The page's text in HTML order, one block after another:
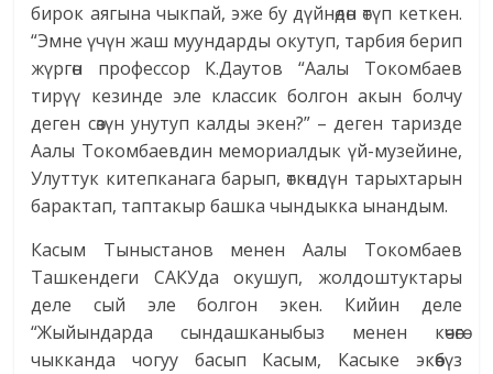
бирок ая­гына чыкпай, эже бу дүйнөдөн өтүп кеткен.
“Эмне үчүн жаш муундарды окутуп, тарбия берип
жүргөн профессор К.Даутов “Аалы Токомбаев
тирүү кезинде эле классик болгон акын болчу
деген сөзүн унутуп калды экен?” – деген таризде
Аалы Токомбаевдин мемориалдык үй-музейине,
Улуттук китепканага барып, өткөндүн тарыхтарын
барактап, таптакыр башка чындыкка ынандым.
Касым Тыныстанов менен Аалы Токомбаев
Ташкендеги САКУда окушуп, жолдоштуктары
деле сый эле болгон экен. Кийин деле
“Жыйындарда сындашканыбыз менен көчөгө
чыкканда чогуу басып Касым, Касыке экөөбүз